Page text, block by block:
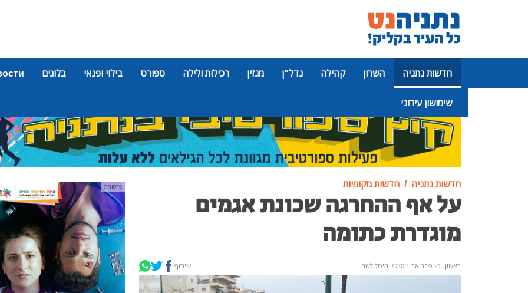
חדשות נתניה השרון קהילה נדל"ן מגזין רכילות ולילה ספורט בילוי ופנאי בלוגים
שימושון עירוני
פרסומת
חדשות נתניה חדשות מקומיות
על אף ההחרגה שכונת אגמים
מוגדרת כתומה
ראשון, 21 פברואר 2021 / מיטל לשם שיתוף
פרסומת